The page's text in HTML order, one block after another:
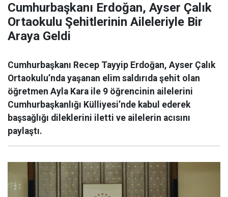
Cumhurbaşkanı Erdoğan, Ayser Çalık
Ortaokulu Şehitlerinin Aileleriyle Bir
Araya Geldi
Cumhurbaşkanı Recep Tayyip Erdoğan, Ayser Çalık
Ortaokulu’nda yaşanan elim saldırıda şehit olan
öğretmen Ayla Kara ile 9 öğrencinin ailelerini
Cumhurbaşkanlığı Külliyesi’nde kabul ederek
başsağlığı dileklerini iletti ve ailelerin acısını
paylaştı.